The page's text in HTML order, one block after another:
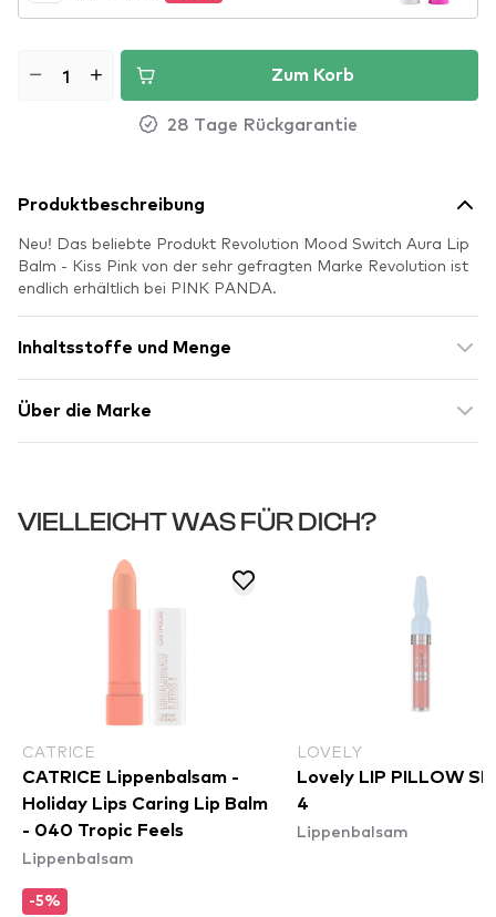
Zum Korb
28 Tage Rückgarantie
Produktbeschreibung
Neu! Das beliebte Produkt Revolution Mood Switch Aura Lip
Balm - Kiss Pink von der sehr gefragten Marke Revolution ist
endlich erhältlich bei PINK PANDA.
Inhaltsstoffe und Menge
Über die Marke
VIELLEICHT WAS FÜR DICH?
CATRICE
CATRICE Lippenbalsam -
Holiday Lips Caring Lip Balm
- 040 Tropic Feels
Lippenbalsam
-5%
LOVELY
Lovely LIP PILLOW
4
Lippenbalsam